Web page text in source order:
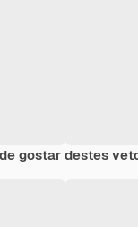
gostar destes